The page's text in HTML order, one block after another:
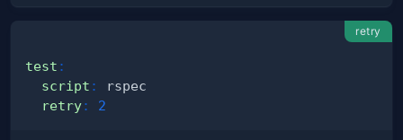
retry
test :
script :
retry: 2